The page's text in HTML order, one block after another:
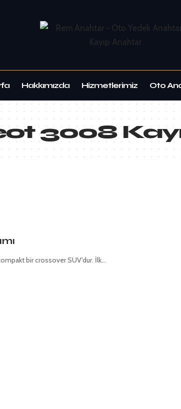
Hakkımızda Hizmetlerimiz Oto
3008
bir crossover SUV'dur. İlk…